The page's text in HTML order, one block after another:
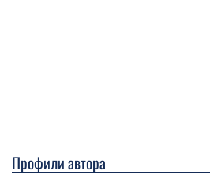
Профили автора